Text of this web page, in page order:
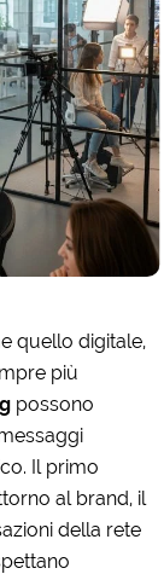
quello digitale,
più
possono
Il primo
al brand, il
della rete